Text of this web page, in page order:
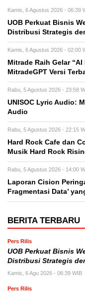
Kamis, 6 Agustus 2026 - 06:39
UOB Perkuat Bisnis
Distribusi Strategis
Kamis, 6 Agustus 2026 - 02:00
Mitrade Raih Gelar
MitradeGPT Versi
Rabu, 5 Agustus 2026 - 23:58
UNISOC Lyric Audio:
Audio
Rabu, 5 Agustus 2026 - 22:15
Hard Rock Cafe dan
Musik Hard Rock
Rabu, 5 Agustus 2026 - 14:00
Laporan Cision
Fragmentasi Data’
BERITA TERBARU
Pers Rilis
UOB Perkuat Bisnis
Distribusi Strategis
Kamis, 6 Agu 2026 - 06:39 WIB
Pers Rilis